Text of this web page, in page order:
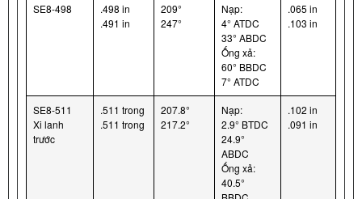
SE8-498
.498 in
.491 in
209°
247°
Nạp:
4° ATDC
33° ABDC
Ống xả:
60° BBDC
7° ATDC
.065 in
.103 in
SE8-511
Xi lanh
trước
.511 trong
.511 trong
207.8°
217.2°
Nạp:
2.9° BTDC
24.9°
ABDC
Ống xả:
40.5°
.102 in
.091 in